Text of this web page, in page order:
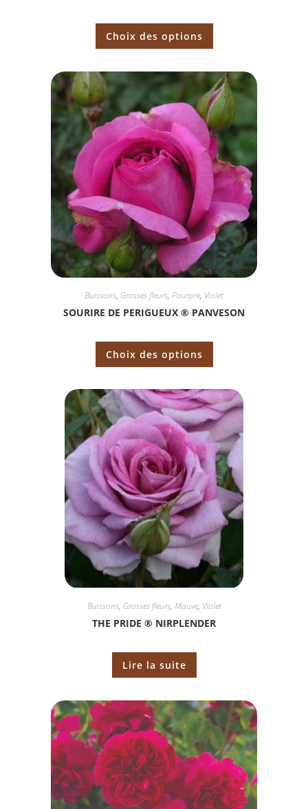
Choix des options
Buissons, Grosses fleurs, Pourpre, Violet
SOURIRE DE PERIGUEUX ® PANVESON
Choix des options
Buissons, Grosses fleurs, Mauve, Violet
THE PRIDE ® NIRPLENDER
Lire la suite